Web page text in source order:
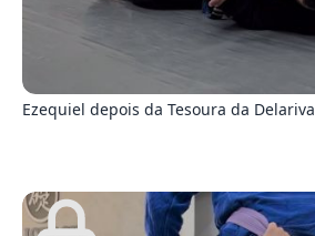
Ezequiel depois da Tesoura da Delariva